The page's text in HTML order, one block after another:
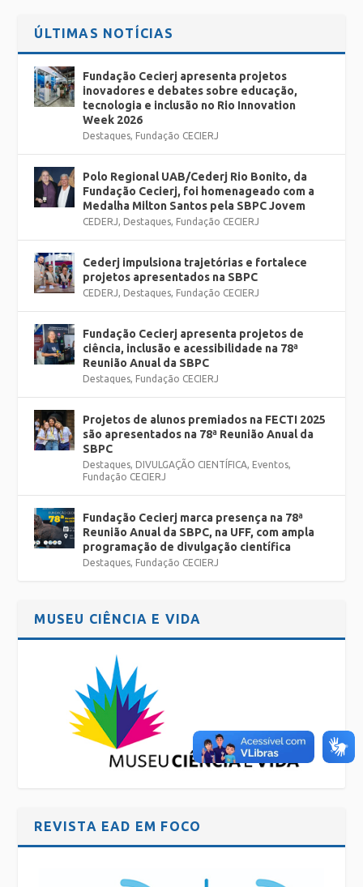
ÚLTIMAS NOTÍCIAS
Fundação Cecierj apresenta projetos
inovadores e debates sobre educação,
tecnologia e inclusão no Rio Innovation
Week 2026
Destaques, Fundação CECIERJ
Polo Regional UAB/Cederj Rio Bonito, da
Fundação Cecierj, foi homenageado com a
Medalha Milton Santos pela SBPC Jovem
CEDERJ, Destaques, Fundação CECIERJ
Cederj impulsiona trajetórias e fortalece
projetos apresentados na SBPC
CEDERJ, Destaques, Fundação CECIERJ
Fundação Cecierj apresenta projetos de
ciência, inclusão e acessibilidade na 78ª
Reunião Anual da SBPC
Destaques, Fundação CECIERJ
Projetos de alunos premiados na FECTI 2025
são apresentados na 78ª Reunião Anual da
SBPC
Destaques, DIVULGAÇÃO CIENTÍFICA, Eventos,
Fundação CECIERJ
Fundação Cecierj marca presença na 78ª
Reunião Anual da SBPC, na UFF, com ampla
programação de divulgação científica
Destaques, Fundação CECIERJ
MUSEU CIÊNCIA E VIDA
REVISTA EAD EM FOCO